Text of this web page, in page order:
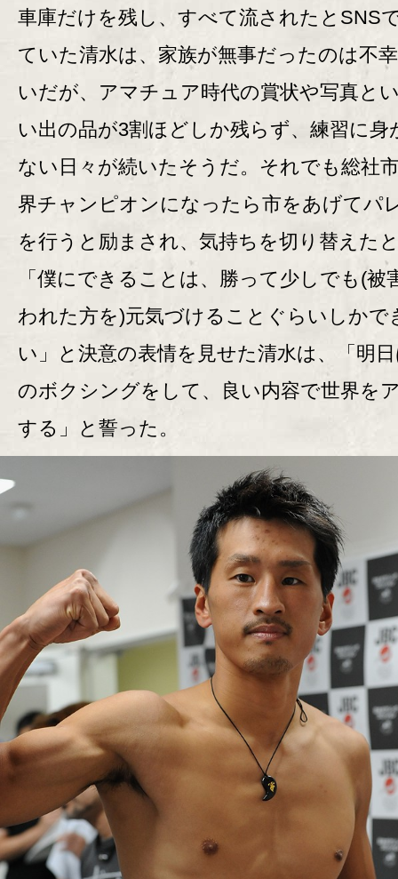
車庫だけを残し、すべて流されたとSNS
ていた清水は、家族が無事だったのは不
いだが、アマチュア時代の賞状や写真と
い出の品が3割ほどしか残らず、練習に身
ない日々が続いたそうだ。それでも総社
界チャンピオンになったら市をあげてパ
を行うと励まされ、気持ちを切り替えた
「僕にできることは、勝って少しでも(被
われた方を)元気づけることぐらいしかで
い」と決意の表情を見せた清水は、「明
のボクシングをして、良い内容で世界を
する」と誓った。